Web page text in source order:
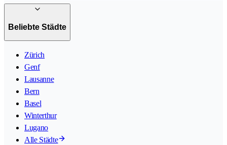
Beliebte Städte
Zürich
Genf
Lausanne
Bern
Basel
Winterthur
Lugano
Alle Städte